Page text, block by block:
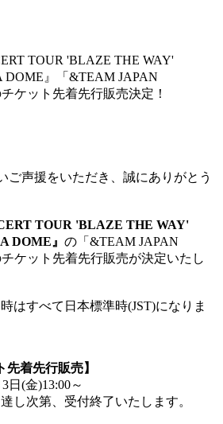
TOUR 'BLAZE THE WAY'
DOME』「&TEAM JAPAN
ケット先着先行販売決定！
ご声援をいただき、誠にありがとう
TOUR 'BLAZE THE WAY'
DOME』 の「&TEAM JAPAN
ケット先着先行販売が決定いたし
はすべて日本標準時(JST)になりま
先着先行販売】
日(金)13:00～
し次第、受付終了いたします。